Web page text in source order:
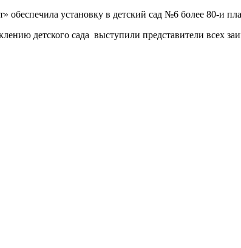
ус­та­нов­ку в детс­кий сад №6 бо­лее 80-и
детс­ко­го са­да выс­ту­пили предс­та­вите­ли всех